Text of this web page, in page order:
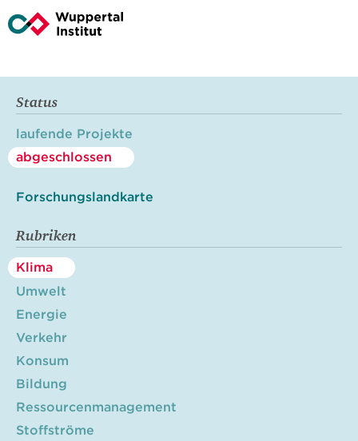
Status
laufende Projekte
abgeschlossen
Forschungslandkarte
Rubriken
Klima
Umwelt
Energie
Verkehr
Konsum
Bildung
Ressourcenmanagement
Stoffströme